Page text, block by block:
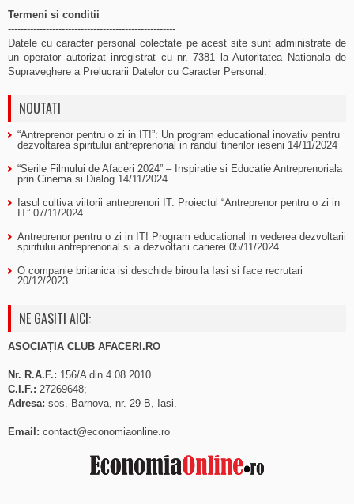
Termeni si conditii
-----------------------------------------------------
Datele cu caracter personal colectate pe acest site sunt administrate de
un operator autorizat inregistrat cu nr. 7381 la Autoritatea Nationala de
Supraveghere a Prelucrarii Datelor cu Caracter Personal.
NOUTATI
“Antreprenor pentru o zi in IT!”: Un program educational inovativ pentru
dezvoltarea spiritului antreprenorial in randul tinerilor ieseni 14/11/2024
“Serile Filmului de Afaceri 2024” – Inspiratie si Educatie Antreprenoriala
prin Cinema si Dialog 14/11/2024
Iasul cultiva viitorii antreprenori IT: Proiectul “Antreprenor pentru o zi in
IT” 07/11/2024
Antreprenor pentru o zi in IT! Program educational in vederea dezvoltarii
spiritului antreprenorial si a dezvoltarii carierei 05/11/2024
O companie britanica isi deschide birou la Iasi si face recrutari
20/12/2023
NE GASITI AICI:
ASOCIAȚIA CLUB AFACERI.RO
Nr. R.A.F.: 156/A din 4.08.2010
C.I.F.: 27269648;
Adresa: sos. Barnova, nr. 29 B, Iasi.
Email: contact@economiaonline.ro